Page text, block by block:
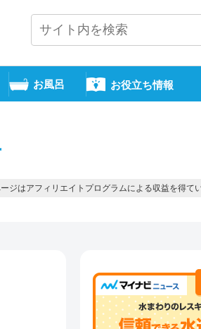
お風呂 お役立ち情報
ジはアフィリエイトプログラムによる収益を得てい